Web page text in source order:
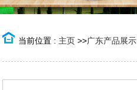
当前位置 : 主页 >>广东产品展示